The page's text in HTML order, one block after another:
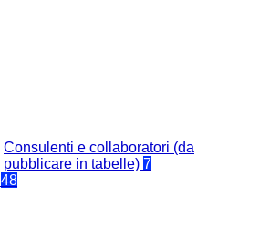
Consulenti e collaboratori (da
pubblicare in tabelle) 7
48